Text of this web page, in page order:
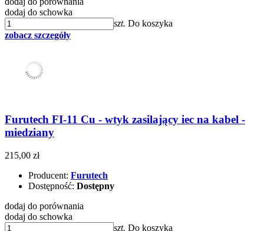
dodaj do schowka
szt. Do koszyka
zobacz szczegóły
Furutech FI-11 Cu - wtyk zasilający iec na kabel -
miedziany
215,00 zł
Producent: Furutech
Dostępność: Dostępny
dodaj do porównania
dodaj do schowka
szt. Do koszyka